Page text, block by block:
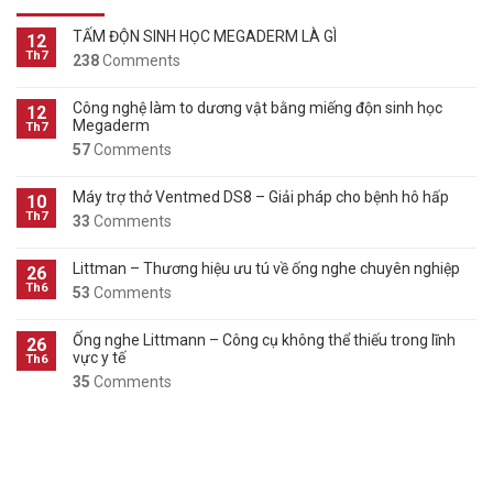
12
Th7
TẤM ĐỘN SINH HỌC MEGADERM LÀ GÌ
238Comments
12
Th7
Công nghệ làm to dương vật bằng miếng độn sinh học
Megaderm
57Comments
10
Th7
Máy trợ thở Ventmed DS8 – Giải pháp cho bệnh hô hấp
33 Comments
26
Th6
Littman – Thương hiệu ưu tú về ống nghe chuyên nghiệp
53 Comments
26
Th6
Ống nghe Littmann – Công cụ không thể thiếu trong lĩnh
vực y tế
35 Comments